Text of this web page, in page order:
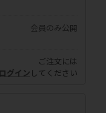
会員のみ公開
ご注文には
ログイン してください